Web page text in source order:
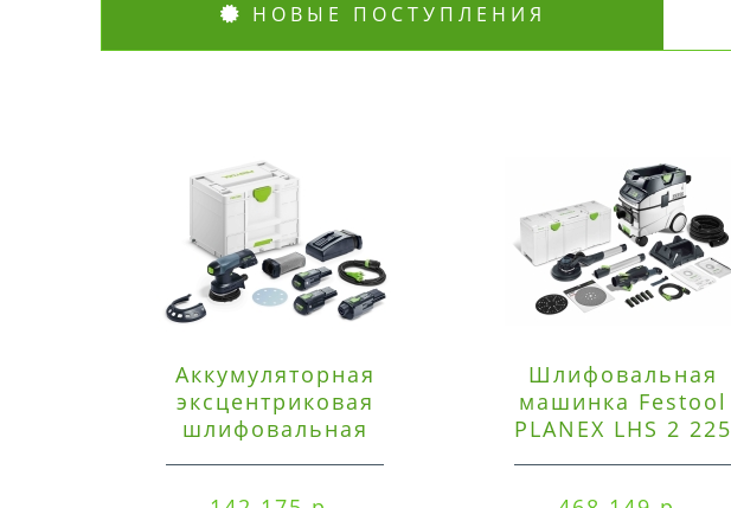
НОВЫЕ ПОСТУПЛЕНИЯ
Аккумуляторная
эксцентриковая
шлифовальная
Шлифовальная
машинка Festool
PLANEX LHS 2 225